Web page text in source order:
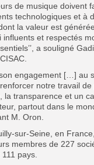
de musique doivent
technologiques et à
la valeur est
et respectés
a souligné
son engagement […] au
notre travail de
la transparence et un
partout dans le
M. Oron.
sur-Seine, en
membres de 227
pays.